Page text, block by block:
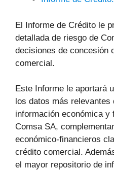
El Informe de Crédito le
detallada de riesgo de
decisiones de concesión
comercial.
Este Informe le aportará
los datos más relevantes
información económica y
Comsa SA,
económico-financieros
crédito comercial.
el mayor repositorio de